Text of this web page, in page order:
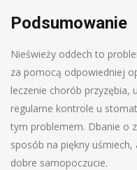
Podsumowanie
Nieświeży oddech to
za pomocą odpowiedniej
leczenie chorób przyzębia,
regularne kontrole u
tym problemem. Dbanie o
sposób na piękny
dobre samopoczucie.